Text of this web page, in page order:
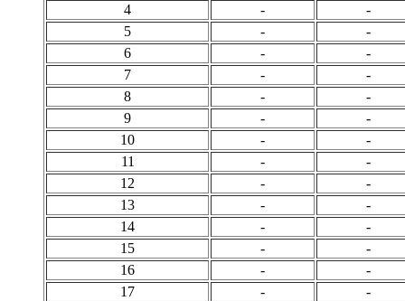
4
-
-
5
-
-
6
-
-
7
-
-
8
-
-
9
-
-
10
-
-
11
-
-
12
-
-
13
-
-
14
-
-
15
-
-
16
-
-
17
-
-